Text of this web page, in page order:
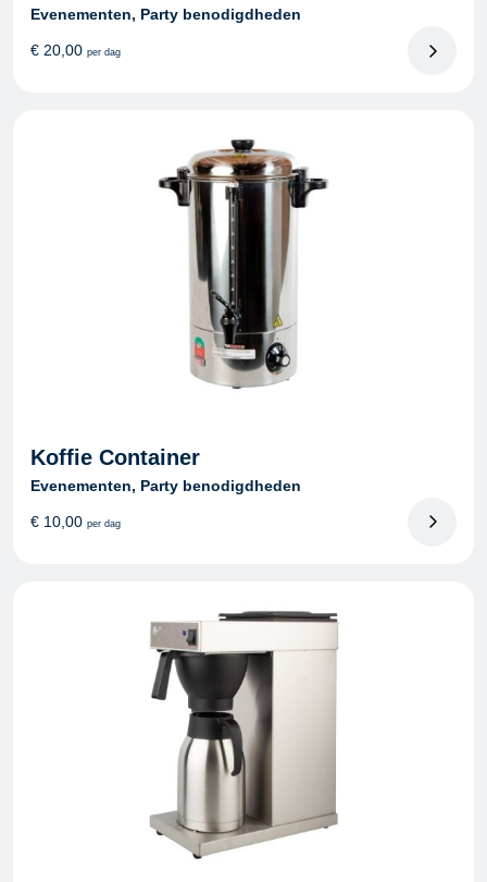
Evenementen, Party benodigdheden
€ 20,00 per dag
Koffie Container
Evenementen, Party benodigdheden
€ 10,00 per dag